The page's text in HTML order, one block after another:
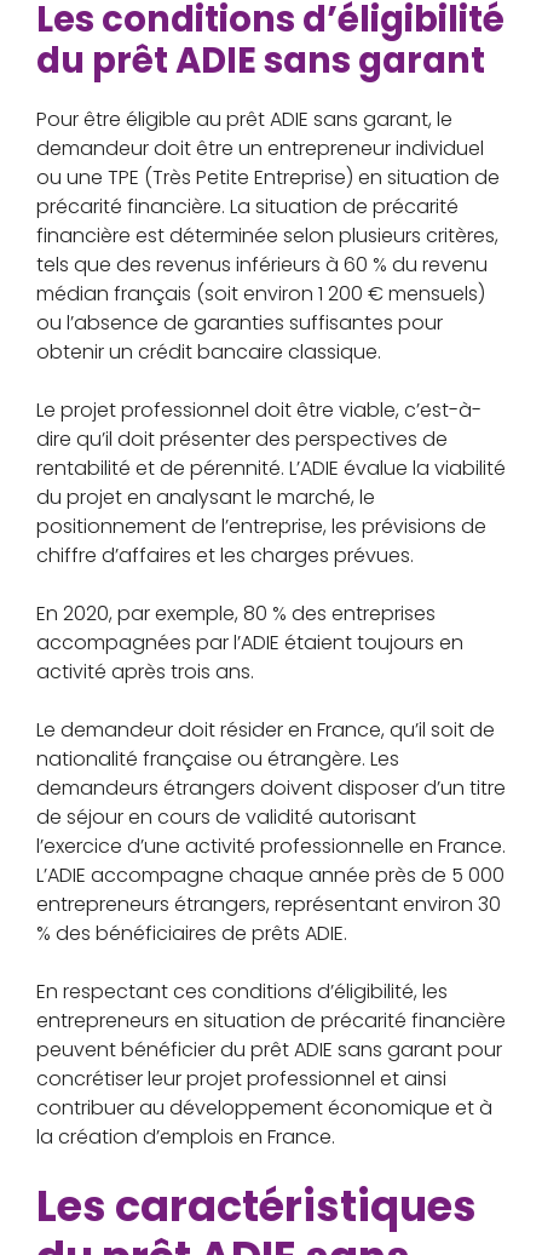
Les conditions d’éligibilité
du prêt ADIE sans garant
Pour être éligible au prêt ADIE sans garant, le
demandeur doit être un entrepreneur individuel
ou une TPE (Très Petite Entreprise) en situation de
précarité financière. La situation de précarité
financière est déterminée selon plusieurs critères,
tels que des revenus inférieurs à 60 % du revenu
médian français (soit environ 1 200 € mensuels)
ou l’absence de garanties suffisantes pour
obtenir un crédit bancaire classique.
Le projet professionnel doit être viable, c’est-à-
dire qu’il doit présenter des perspectives de
rentabilité et de pérennité. L’ADIE évalue la viabilité
du projet en analysant le marché, le
positionnement de l’entreprise, les prévisions de
chiffre d’affaires et les charges prévues.
En 2020, par exemple, 80 % des entreprises
accompagnées par l’ADIE étaient toujours en
activité après trois ans.
Le demandeur doit résider en France, qu’il soit de
nationalité française ou étrangère. Les
demandeurs étrangers doivent disposer d’un titre
de séjour en cours de validité autorisant
l’exercice d’une activité professionnelle en France.
L’ADIE accompagne chaque année près de 5 000
entrepreneurs étrangers, représentant environ 30
% des bénéficiaires de prêts ADIE.
En respectant ces conditions d’éligibilité, les
entrepreneurs en situation de précarité financière
peuvent bénéficier du prêt ADIE sans garant pour
concrétiser leur projet professionnel et ainsi
contribuer au développement économique et à
la création d’emplois en France.
Les caractéristiques